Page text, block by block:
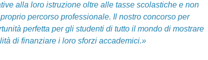
alla loro istruzione oltre alle tasse scolastiche e non
percorso professionale. Il nostro concorso per
perfetta per gli studenti di tutto il mondo di mostrare
di finanziare i loro sforzi accademici.»